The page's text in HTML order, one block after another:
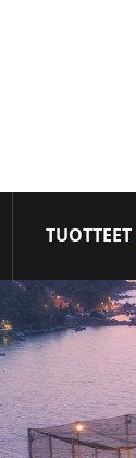
TUOTTEET